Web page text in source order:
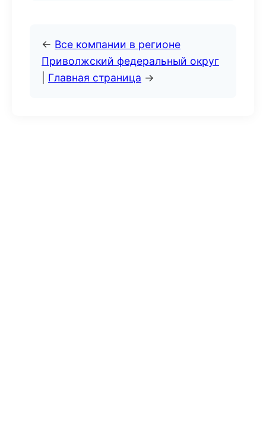
← Все компании в регионе
Приволжский федеральный округ
Главная страница →